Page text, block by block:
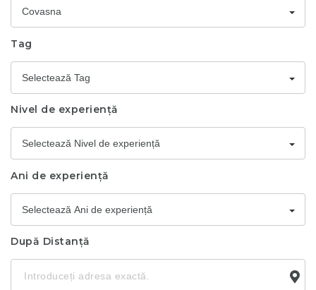
Covasna
Tag
Selectează Tag
Nivel de experiență
Selectează Nivel de experiență
Ani de experiență
Selectează Ani de experiență
După Distanță